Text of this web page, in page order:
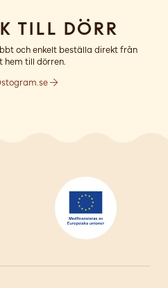
till dörr
och enkelt beställa direkt från
hem till dörren.